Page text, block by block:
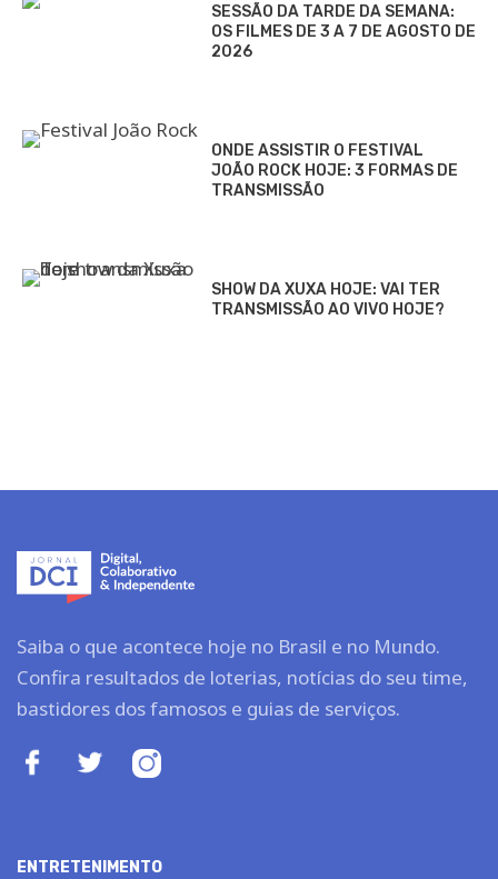
SESSÃO DA TARDE DA SEMANA:
OS FILMES DE 3 A 7 DE AGOSTO DE
2026
ONDE ASSISTIR O FESTIVAL
JOÃO ROCK HOJE: 3 FORMAS DE
TRANSMISSÃO
SHOW DA XUXA HOJE: VAI TER
TRANSMISSÃO AO VIVO HOJE?
Saiba o que acontece hoje no Brasil e no Mundo.
Confira resultados de loterias, notícias do seu time,
bastidores dos famosos e guias de serviços.
ENTRETENIMENTO